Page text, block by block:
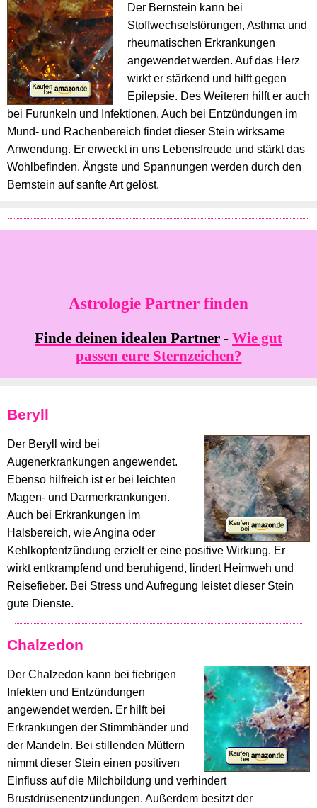
Der Bernstein kann bei
Stoffwechselstörungen, Asthma und
rheumatischen Erkrankungen
angewendet werden. Auf das Herz
wirkt er stärkend und hilft gegen
Epilepsie. Des Weiteren hilft er auch
bei Furunkeln und Infektionen. Auch bei Entzündungen im
Mund- und Rachenbereich findet dieser Stein wirksame
Anwendung. Er erweckt in uns Lebensfreude und stärkt das
Wohlbefinden. Ängste und Spannungen werden durch den
Bernstein auf sanfte Art gelöst.
Astrologie Partner finden
Finde deinen idealen Partner - Wie gut
passen eure Sternzeichen?
Beryll
Der Beryll wird bei
Augenerkrankungen angewendet.
Ebenso hilfreich ist er bei leichten
Magen- und Darmerkrankungen.
Auch bei Erkrankungen im
Halsbereich, wie Angina oder
Kehlkopfentzündung erzielt er eine positive Wirkung. Er
wirkt entkrampfend und beruhigend, lindert Heimweh und
Reisefieber. Bei Stress und Aufregung leistet dieser Stein
gute Dienste.
Chalzedon
Der Chalzedon kann bei fiebrigen
Infekten und Entzündungen
angewendet werden. Er hilft bei
Erkrankungen der Stimmbänder und
der Mandeln. Bei stillenden Müttern
nimmt dieser Stein einen positiven
Einfluss auf die Milchbildung und verhindert
Brustdrüsenentzündungen. Außerdem besitzt der